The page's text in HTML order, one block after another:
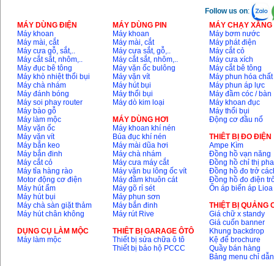
Follow us on:
MÁY DÙNG ĐIỆN
Máy khoan
Máy mài, cắt
Máy cưa gỗ, sắt,..
Máy cắt sắt, nhôm,..
Máy đục bê tông
Máy khò nhiệt thổi bụi
Máy chà nhám
Máy đánh bóng
Máy soi phay router
Máy bào gỗ
Máy làm mộc
Máy vặn ốc
Máy vặn vít
Máy bắn keo
Máy bắn đinh
Máy cắt cỏ
Máy tỉa hàng rào
Motor động cơ điện
Máy hút ẩm
Máy hút bụi
Máy chà sàn giặt thảm
Máy hút chân không
DỤNG CỤ LÀM MỘC
Máy làm mộc
MÁY DÙNG PIN
Máy khoan
Máy mài, cắt
Máy cưa sắt, gỗ,..
Máy cắt sắt, nhôm,..
Máy vặn ốc bulông
Máy vặn vít
Máy hút bụi
Máy thổi bụi
Máy dò kim loại
MÁY DÙNG HƠI
Máy khoan khí nén
Búa đục khí nén
Máy mài dũa hơi
Máy chà nhám
Máy cưa máy cắt
Máy vặn bu lông ốc vít
Máy đầm khuôn cát
Máy gõ rỉ sét
Máy phun sơn
Máy bắn đinh
Máy rút Rive
THIÊT BỊ GARAGE ÔTÔ
Thiết bị sửa chữa ô tô
Thiết bị bảo hộ PCCC
MÁY CHẠY
Máy bơm nước
Máy phát điện
Máy cắt cỏ
Máy cưa xích
Máy cắt bê tông
Máy phun hóa chất
Máy phun áp lực
Máy đầm cóc / bàn
Máy khoan đục
Máy thổi bụi
Động cơ đầu nổ
THIÊT BỊ ĐO ĐIỆN
Ampe Kìm
Đồng hồ vạn năng
Đồng hồ chỉ thị pha
Đồng hồ đo trở
Đồng hồ đo điện
Ổn áp biến áp Lioa
THIỆT BỊ QUẢNG
Giá chữ x standy
Giá cuốn banner
Khung backdrop
Kệ để brochure
Quầy bán hàng
Bảng menu chỉ dẫn